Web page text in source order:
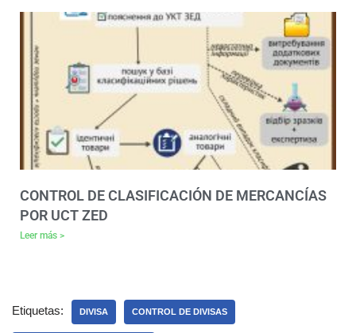
CONTROL DE CLASIFICACIÓN DE MERCANCÍAS
POR UCT ZED
Leer más >
Etiquetas: DIVISA CONTROL DE DIVISAS